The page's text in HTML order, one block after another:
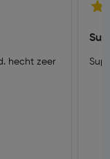
hecht zeer